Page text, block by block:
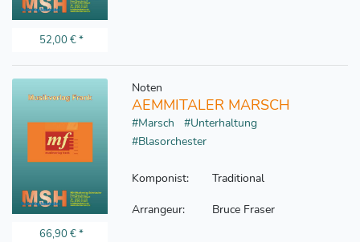
52,00 €*
66,90 €*
Noten
AEMMITALER MARSCH
#Marsch
#Unterhaltung
#Blasorchester
Komponist:
Traditional
Arrangeur:
Bruce Fraser